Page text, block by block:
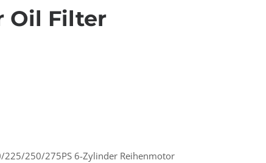
Oil Filter
250/275PS 6-Zylinder Reihenmotor